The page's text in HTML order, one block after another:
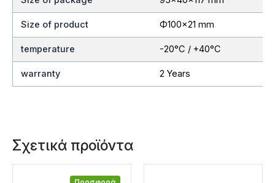
Size of product Ф100×21 mm
temperature -20°C / +40°C
warranty 2 Years
Σχετικά προϊόντα